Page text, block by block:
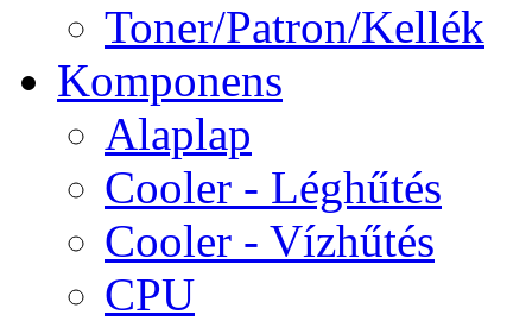
Toner/Patron/Kellék
Komponens
Alaplap
Cooler - Léghűtés
Cooler - Vízhűtés
CPU